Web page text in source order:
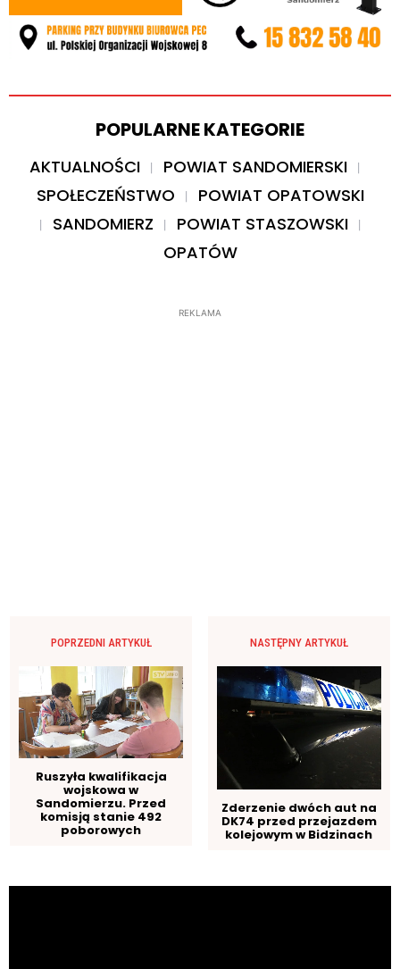
POPULARNE KATEGORIE
AKTUALNOŚCI
POWIAT SANDOMIERSKI
SPOŁECZEŃSTWO
POWIAT OPATOWSKI
SANDOMIERZ
POWIAT STASZOWSKI
OPATÓW
REKLAMA
POPRZEDNI ARTYKUŁ
Ruszyła kwalifikacja
wojskowa w
Sandomierzu. Przed
komisją stanie 492
poborowych
NASTĘPNY ARTYKUŁ
Zderzenie dwóch aut na
DK74 przed przejazdem
kolejowym w Bidzinach